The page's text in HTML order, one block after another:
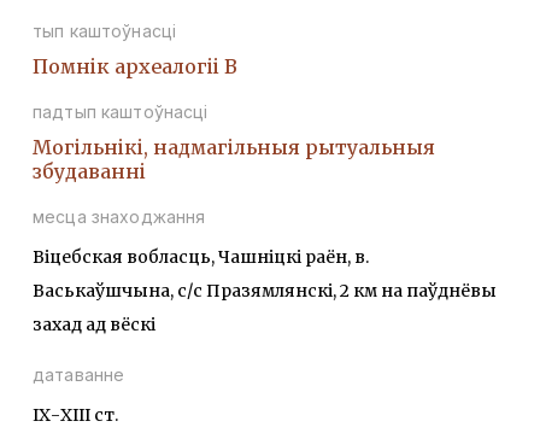
тып каштоўнасці
Помнiк археалогii В
падтып каштоўнасці
Могiльнiкi, надмагiльныя рытуальныя
збудаваннi
месца знаходжання
Віцебская вобласць, Чашніцкі раён, в.
Васькаўшчына, с/с Празямлянскі, 2 км на паўднёвы
захад ад вёскі
датаванне
ІХ-ХІІІ ст.